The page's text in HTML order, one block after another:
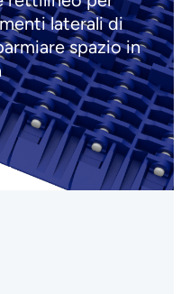
laterali di
spazio in